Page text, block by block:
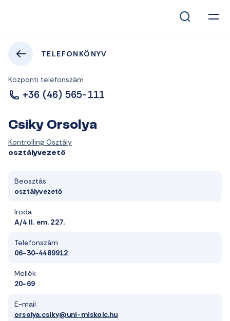
TELEFONKÖNYV
Központi telefonszám
+36 (46) 565-111
Csiky Orsolya
Kontrolling Osztály
osztályvezető
Beosztás
osztályvezető
Iroda
A/4 II. em. 227.
Telefonszám
06-30-4489912
Mellék
20-69
E-mail
orsolya.csiky@uni-miskolc.hu